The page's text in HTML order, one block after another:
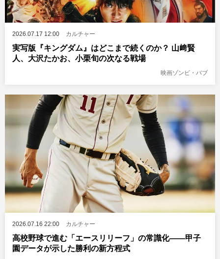
2026.07.17 12:00 カルチャー
実写版『キングダム』はどこまで続くのか？ 山﨑賢
人、大沢たかお、小栗旬の次なる戦場
映画ゾンビ・バブ
2026.07.16 22:00 カルチャー
高校野球で進む「エースリリーフ」の常識化――甲子
園データが示した勝利の新方程式